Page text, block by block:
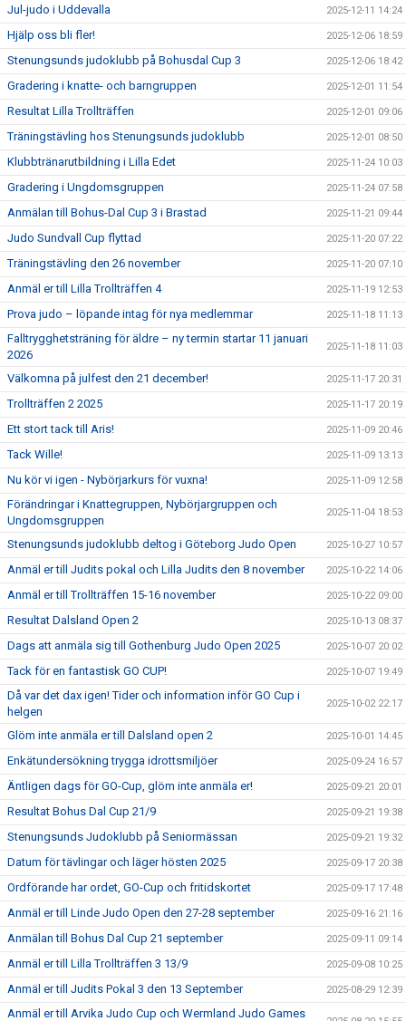
Jul-judo i Uddevalla 2025-12-11 14:24
Hjälp oss bli fler! 2025-12-06 18:59
Stenungsunds judoklubb på Bohusdal Cup 3 2025-12-06 18:42
Gradering i knatte- och barngruppen 2025-12-01 11:54
Resultat Lilla Trollträffen 2025-12-01 09:06
Träningstävling hos Stenungsunds judoklubb 2025-12-01 08:50
Klubbtränarutbildning i Lilla Edet 2025-11-24 10:03
Gradering i Ungdomsgruppen 2025-11-24 07:58
Anmälan till Bohus-Dal Cup 3 i Brastad 2025-11-21 09:44
Judo Sundvall Cup flyttad 2025-11-20 07:22
Träningstävling den 26 november 2025-11-20 07:10
Anmäl er till Lilla Trollträffen 4 2025-11-19 12:53
Prova judo – löpande intag för nya medlemmar 2025-11-18 11:13
Falltrygghetsträning för äldre – ny termin startar 11 januari
2026
2025-11-18 11:03
Välkomna på julfest den 21 december! 2025-11-17 20:31
Trollträffen 2 2025 2025-11-17 20:19
Ett stort tack till Aris! 2025-11-09 20:46
Tack Wille! 2025-11-09 13:13
Nu kör vi igen - Nybörjarkurs för vuxna! 2025-11-09 12:58
Förändringar i Knattegruppen, Nybörjargruppen och
Ungdomsgruppen
2025-11-04 18:53
Stenungsunds judoklubb deltog i Göteborg Judo Open 2025-10-27 10:57
Anmäl er till Judits pokal och Lilla Judits den 8 november 2025-10-22 14:06
Anmäl er till Trollträffen 15-16 november 2025-10-22 09:00
Resultat Dalsland Open 2 2025-10-13 08:37
Dags att anmäla sig till Gothenburg Judo Open 2025 2025-10-07 20:02
Tack för en fantastisk GO CUP! 2025-10-07 19:49
Då var det dax igen! Tider och information inför GO Cup i
helgen
2025-10-02 22:17
Glöm inte anmäla er till Dalsland open 2 2025-10-01 14:45
Enkätundersökning trygga idrottsmiljöer 2025-09-24 16:57
Äntligen dags för GO-Cup, glöm inte anmäla er! 2025-09-21 20:01
Resultat Bohus Dal Cup 21/9 2025-09-21 19:38
Stenungsunds Judoklubb på Seniormässan 2025-09-21 19:32
Datum för tävlingar och läger hösten 2025 2025-09-17 20:38
Ordförande har ordet, GO-Cup och fritidskortet 2025-09-17 17:48
Anmäl er till Linde Judo Open den 27-28 september 2025-09-16 21:16
Anmälan till Bohus Dal Cup 21 september 2025-09-11 09:14
Anmäl er till Lilla Trollträffen 3 13/9 2025-09-08 10:25
Anmäl er till Judits Pokal 3 den 13 September 2025-08-29 12:39
Anmäl er till Arvika Judo Cup och Wermland Judo Games